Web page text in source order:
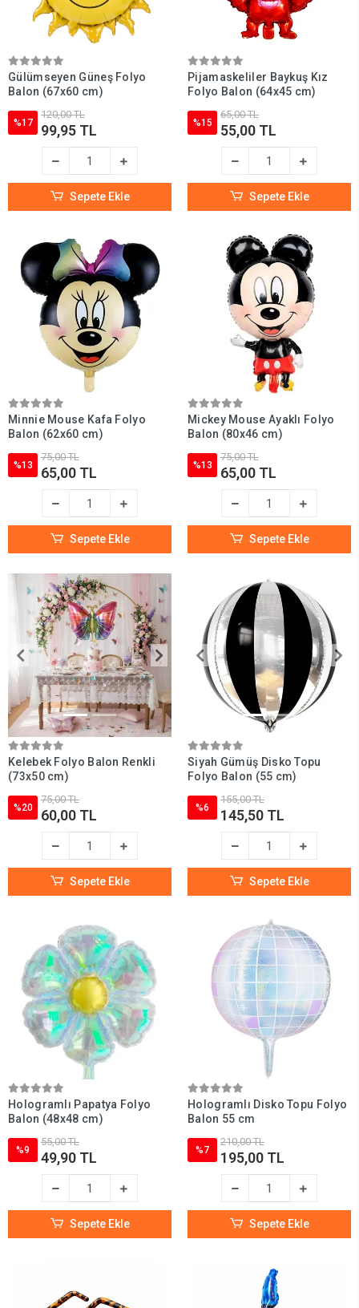
Gülümseyen Güneş Folyo
Balon (67x60 cm)
%17
120,00 TL
99,95 TL
Sepete Ekle
Pijamaskeliler Baykuş Kız
Folyo Balon (64x45 cm)
%15
65,00 TL
55,00 TL
Sepete Ekle
Minnie Mouse Kafa Folyo
Balon (62x60 cm)
%13
75,00 TL
65,00 TL
Sepete Ekle
Mickey Mouse Ayaklı Folyo
Balon (80x46 cm)
%13
75,00 TL
65,00 TL
Sepete Ekle
Kelebek Folyo Balon Renkli
(73x50 cm)
%20
75,00 TL
60,00 TL
Sepete Ekle
Siyah Gümüş Disko Topu
Folyo Balon (55 cm)
%6
155,00 TL
145,50 TL
Sepete Ekle
Hologramlı Papatya Folyo
Balon (48x48 cm)
%9
55,00 TL
49,90 TL
Sepete Ekle
Hologramlı Disko Topu Folyo
Balon 55 cm
%7
210,00 TL
195,00 TL
Sepete Ekle